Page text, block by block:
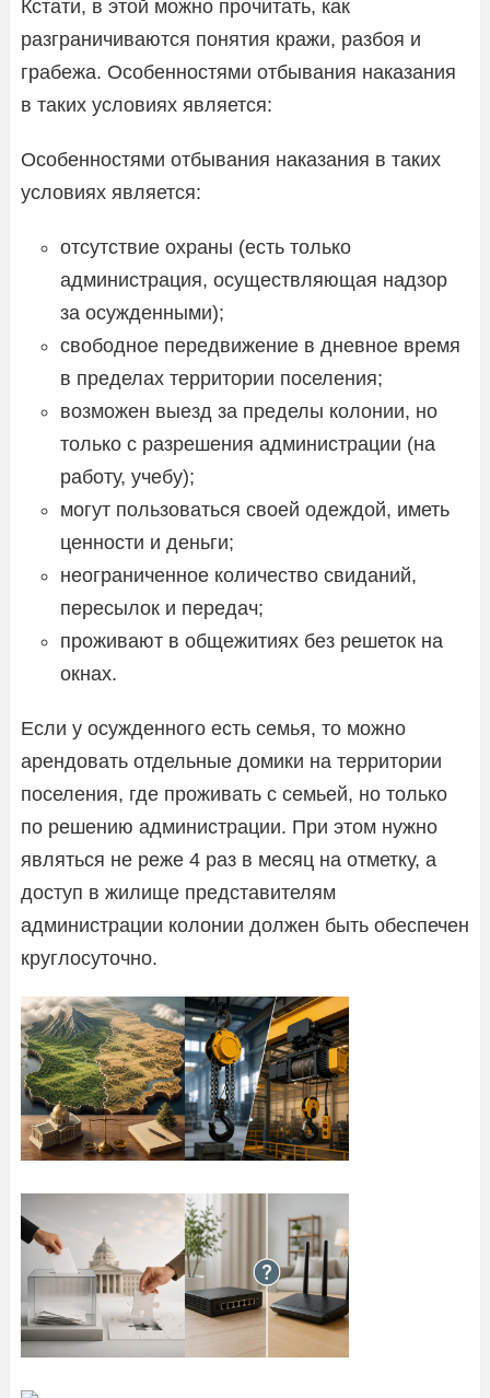
Кстати, в этой можно прочитать, как
разграничиваются понятия кражи, разбоя и
грабежа. Особенностями отбывания наказания
в таких условиях является:
Особенностями отбывания наказания в таких
условиях является:
отсутствие охраны (есть только
администрация, осуществляющая надзор
за осужденными);
свободное передвижение в дневное время
в пределах территории поселения;
возможен выезд за пределы колонии, но
только с разрешения администрации (на
работу, учебу);
могут пользоваться своей одеждой, иметь
ценности и деньги;
неограниченное количество свиданий,
пересылок и передач;
проживают в общежитиях без решеток на
окнах.
Если у осужденного есть семья, то можно
арендовать отдельные домики на территории
поселения, где проживать с семьей, но только
по решению администрации. При этом нужно
являться не реже 4 раз в месяц на отметку, а
доступ в жилище представителям
администрации колонии должен быть обеспечен
круглосуточно.